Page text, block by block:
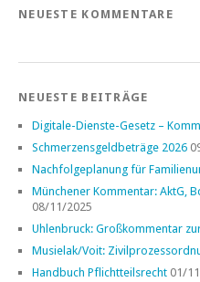
NEUESTE KOMMENTARE
NEUESTE BEITRÄGE
Digitale-Dienste-Gesetz –
Schmerzensgeldbeträge 2026
Nachfolgeplanung für
Münchener Kommentar: AktG,
08/11/2025
Uhlenbruck: Großkommentar
Musielak/Voit:
Handbuch Pflichtteilsrecht 01/